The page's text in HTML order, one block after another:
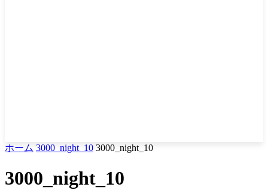
ホーム 3000_night_10 3000_night_10
3000_night_10